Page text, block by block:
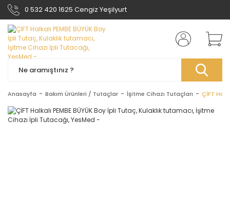
0 532 420 1625 Cengiz Yeşilyurt
Anasayfa Bakım Ürünleri / Tutaçlar İşitme Cihazı Tutaçları ÇİFT